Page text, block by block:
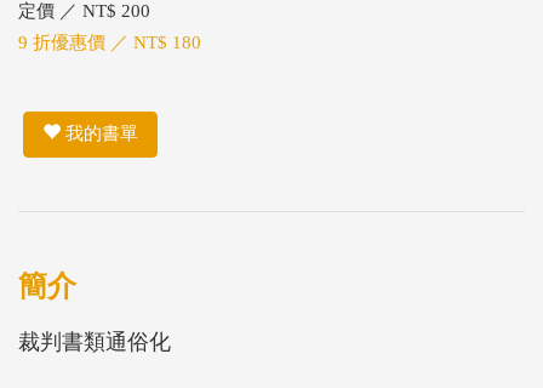
定價 ／ NT$ 200
9 折優惠價 ／ NT$ 180
我的書單
簡介
裁判書類通俗化